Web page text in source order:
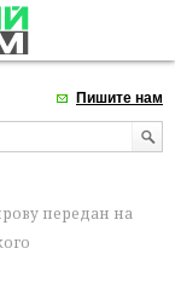
Пишите нам
передан на